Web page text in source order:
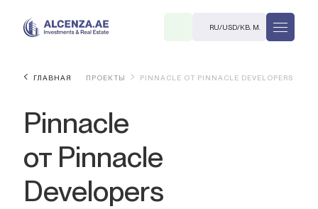
RU/USD/КВ. М.
ГЛАВНАЯ ПРОЕКТЫ PINNACLE ОТ PINNACLE DEVELOPERS
Pinnacle
от Pinnacle
Developers